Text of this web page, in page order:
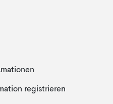
registrieren